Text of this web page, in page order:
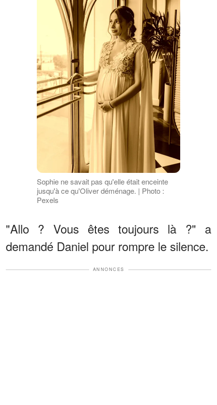
Sophie ne savait pas qu'elle était enceinte
jusqu'à ce qu'Oliver déménage. | Photo :
Pexels
"Allo ? Vous êtes toujours là ?" a
demandé Daniel pour rompre le silence.
ANNONCES